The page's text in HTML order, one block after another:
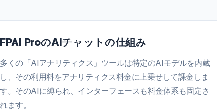
FPAI ProのAIチャットの仕組み
多くの「AIアナリティクス」ツールは特定のAIモデルを内蔵
し、その利用料をアナリティクス料金に上乗せして課金しま
す。そのAIに縛られ、インターフェースも料金体系も固定さ
れます。